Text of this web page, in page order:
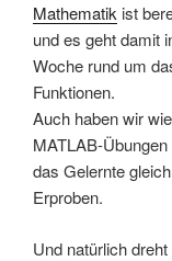
Mathematik ist
und es geht damit
Woche rund um
Funktionen.
Auch haben wir
MATLAB-
das Gelernte
Erproben.
Und natürlich